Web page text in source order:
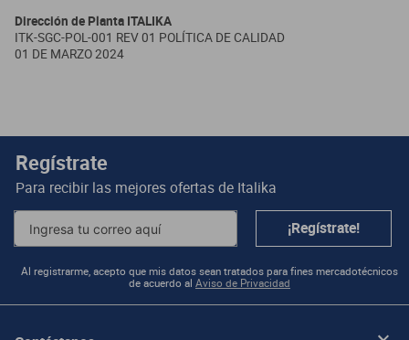
Dirección de Planta ITALIKA
ITK-SGC-POL-001 REV 01 POLÍTICA DE CALIDAD
01 DE MARZO 2024
Regístrate
Para recibir las mejores ofertas de Italika
¡Regístrate!
Al registrarme, acepto que mis datos sean tratados para fines mercadotécnicos
de acuerdo al Aviso de Privacidad